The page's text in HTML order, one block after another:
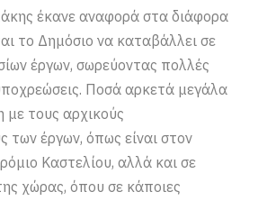
έκανε αναφορά στα διάφορα
το Δημόσιο να καταβάλλει σε
έργων, σωρεύοντας πολλές
Ποσά αρκετά μεγάλα
με τους αρχικούς
των έργων, όπως είναι στον
Καστελίου, αλλά και σε
χώρας, όπου σε κάποιες